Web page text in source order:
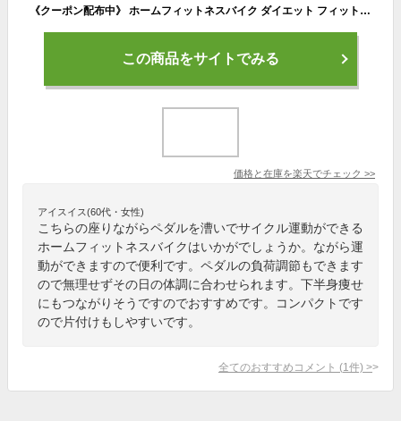
《クーポン配布中》 ホームフィットネスバイク ダイエット フィットネス 運動 バイク 家 自宅 運動不足解消 ストレス発散 自転車漕ぎ コンパクト ペダル マグネティックバイク 健康 エクササイズ 筋トレ 宅トレ おうち 自粛期間 ステイホーム 在宅 体を動かす
この商品をサイトでみる
価格と在庫を楽天でチェック >>
アイスイス(60代・女性)
こちらの座りながらペダルを漕いでサイクル運動ができる
ホームフィットネスバイクはいかがでしょうか。ながら運
動ができますので便利です。ペダルの負荷調節もできます
ので無理せずその日の体調に合わせられます。下半身痩せ
にもつながりそうですのでおすすめです。コンパクトです
ので片付けもしやすいです。
全てのおすすめコメント (1 件) >